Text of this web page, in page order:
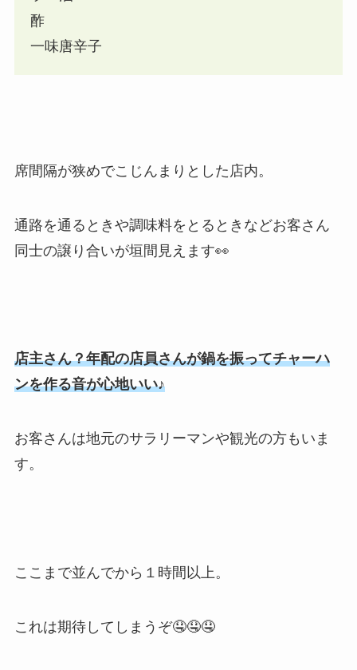
酢
一味唐辛子
席間隔が狭めでこじんまりとした店内。
通路を通るときや調味料をとるときなどお客さん
同士の譲り合いが垣間見えます👀
店主さん？年配の店員さんが鍋を振ってチャーハ
ンを作る音が心地いい♪
お客さんは地元のサラリーマンや観光の方もいま
す。
ここまで並んでから１時間以上。
これは期待してしまうぞ🤤🤤🤤